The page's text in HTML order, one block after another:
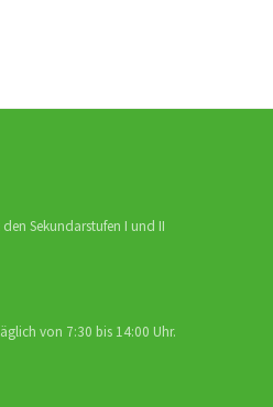
Sekundarstufen I und II
von 7:30 bis 14:00 Uhr.